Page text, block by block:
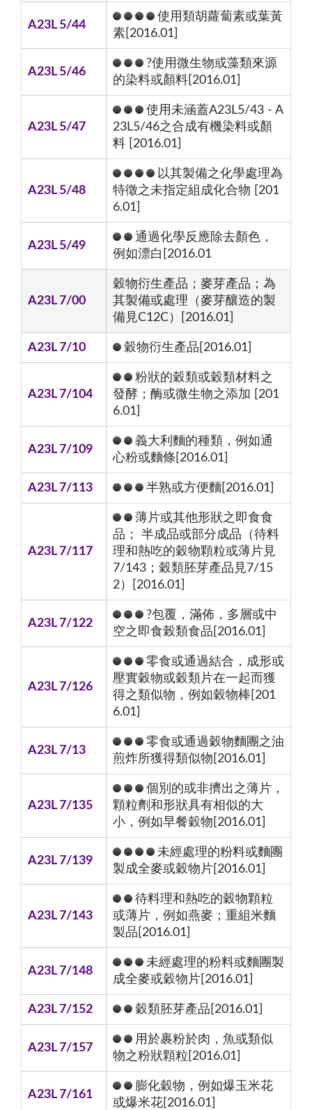
A23L 5/44
使用類胡蘿蔔素或葉黃
素[2016.01]
A23L 5/46
?使用微生物或藻類來源
的染料或顏料[2016.01]
A23L 5/47
使用未涵蓋A23L5/43 - A
23L5/46之合成有機染料或顏
料 [2016.01]
A23L 5/48
以其製備之化學處理為
特徵之未指定組成化合物 [201
6.01]
A23L 5/49
通過化學反應除去顏色，
例如漂白[2016.01
A23L 7/00
穀物衍生產品；麥芽產品；為
其製備或處理（麥芽釀造的製
備見C12C）[2016.01]
A23L 7/10 穀物衍生產品[2016.01]
A23L 7/104
粉狀的穀類或穀類材料之
發酵；酶或微生物之添加 [201
6.01]
A23L 7/109
義大利麵的種類，例如通
心粉或麵條[2016.01]
A23L 7/113 半熟或方便麵[2016.01]
A23L 7/117
薄片或其他形狀之即食食
品； 半成品或部分成品（待料
理和熱吃的穀物顆粒或薄片見
7/143；穀類胚芽產品見7/15
2）[2016.01]
A23L 7/122
?包覆，滿佈，多層或中
空之即食榖類食品[2016.01]
A23L 7/126
零食或通過結合，成形或
壓實穀物或穀類片在一起而獲
得之類似物，例如穀物棒[201
6.01]
A23L 7/13
零食或通過穀物麵團之油
煎炸所獲得類似物[2016.01]
A23L 7/135
個別的或非擠出之薄片，
顆粒劑和形狀具有相似的大
小，例如早餐穀物[2016.01]
A23L 7/139
未經處理的粉料或麵團
製成全麥或穀物片[2016.01]
A23L 7/143
待料理和熱吃的穀物顆粒
或薄片，例如燕麥；重組米麵
製品[2016.01]
A23L 7/148
未經處理的粉料或麵團製
成全麥或穀物片[2016.01]
A23L 7/152 穀類胚芽產品[2016.01]
A23L 7/157
用於裹粉於肉，魚或類似
物之粉狀顆粒[2016.01]
A23L 7/161
膨化穀物，例如爆玉米花
或爆米花[2016.01]